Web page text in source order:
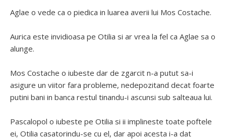
Aglae o vede ca o piedica in luarea averii lui Mos Costache.
Aurica este invidioasa pe Otilia si ar vrea la fel ca Aglae sa o
alunge.
Mos Costache o iubeste dar de zgarcit n-a putut sa-i
asigure un viitor fara probleme, nedepozitand decat foarte
putini bani in banca restul tinandu-i ascunsi sub salteaua lui.
Pascalopol o iubeste pe Otilia si ii implineste toate poftele
ei, Otilia casatorindu-se cu el, dar apoi acesta i-a dat